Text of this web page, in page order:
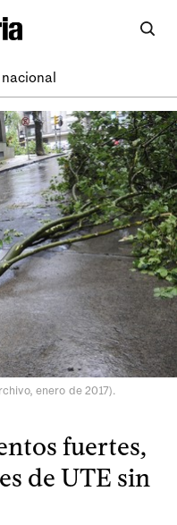
enero de 2017).
fuertes,
de UTE sin